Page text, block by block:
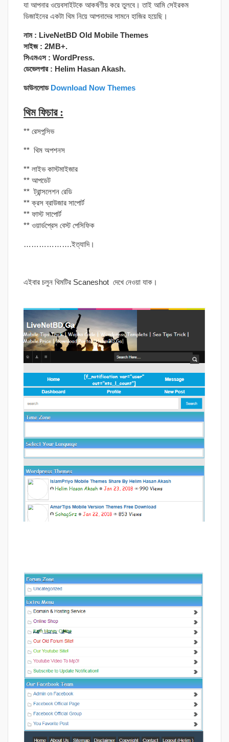
যা আপনার ওয়েবসাইটকে আকর্ষণীয় করে তুলবে। তাই আমি সেইরকম
ডিজাইনের একটা থিম নিয়ে আপনাদের সামনে হাজির হয়েছি।
নাম : LiveNetBD Old Mobile Themes
সাইজ : 2MB+.
সিএমএস : WordPress.
ডেভেলপার : Helim Hasan Akash.
ডাউনলোড Download Now Themes
থিম ফিচার :
** রেসপন্সিভ
** থিম অপশনস
** লাইভ কাস্টমাইজার
** আপডেট
** ট্রান্সলেশন রেডি
** ক্রস ব্রাউজার সাপোর্ট
** ফাস্ট সাপোর্ট
** ওয়ার্ডপ্রেস বেস্ট পেসিফিক
……………….ইত্যাদি।
এইবার চলুন থিমটির Scaneshot দেখে নেওয়া যাক।